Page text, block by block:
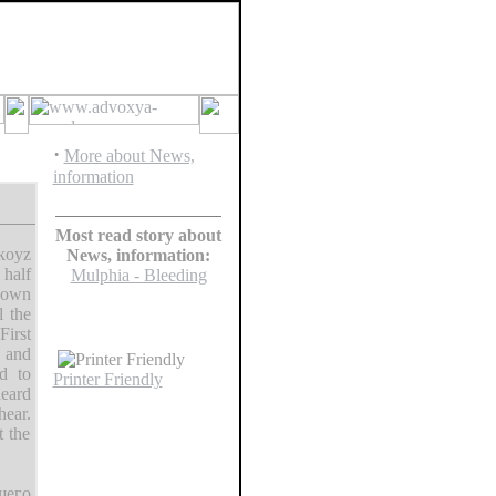
half
the
and
to
the
· More about News,
information
Most read story about
News, information:
Mulphia - Bleeding
Printer Friendly